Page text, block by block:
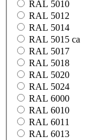
RAL 5010
RAL 5012
RAL 5014
RAL 5015 ca
RAL 5017
RAL 5018
RAL 5020
RAL 5024
RAL 6000
RAL 6010
RAL 6011
RAL 6013